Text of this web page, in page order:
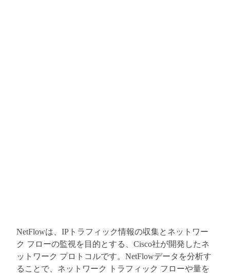
NetFlowは、IPトラフィック情報の収集とネットワー
ク フローの監視を目的とする、Cisco社が開発したネ
ットワーク プロトコルです。NetFlowデータを分析す
ることで、ネットワーク トラフィック フローや量を